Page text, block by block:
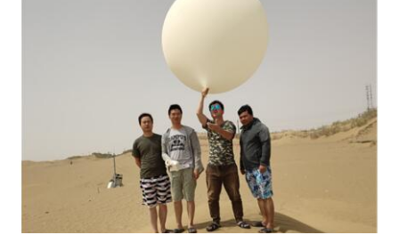
局副局长何清，南京信息工程大学学生代表及国际
相关单位负责人等出席开幕式。